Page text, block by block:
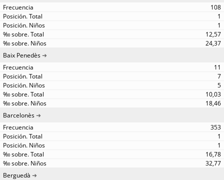
108
1
1
12,57
24,37
Baix Penedès
11
7
5
10,03
18,46
Barcelonès
353
1
1
16,78
32,77
Berguedà